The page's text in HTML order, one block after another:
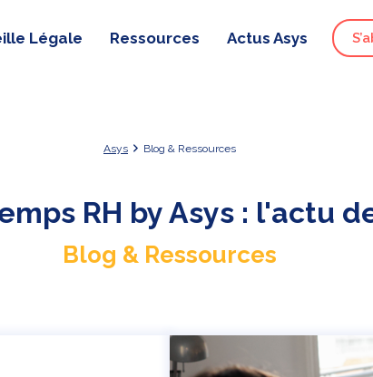
Légale Ressources Actus Asys
Asys Blog & Ressources
RH by Asys : l'actu
Blog & Ressources